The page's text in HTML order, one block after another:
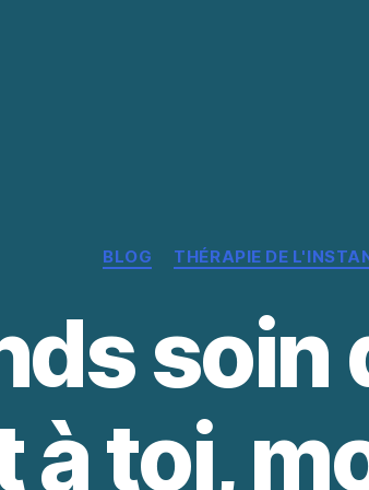
Catégories
BLOG THÉRAPIE DE
soin
à toi,